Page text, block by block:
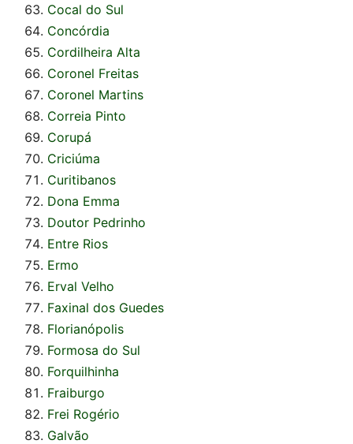
Cocal do Sul
Concórdia
Cordilheira Alta
Coronel Freitas
Coronel Martins
Correia Pinto
Corupá
Criciúma
Curitibanos
Dona Emma
Doutor Pedrinho
Entre Rios
Ermo
Erval Velho
Faxinal dos Guedes
Florianópolis
Formosa do Sul
Forquilhinha
Fraiburgo
Frei Rogério
Galvão